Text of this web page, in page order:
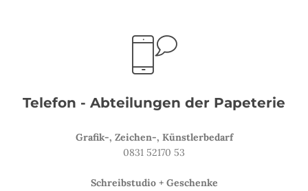
Telefon - Abteilungen der Papeterie
Grafik-, Zeichen-, Künstlerbedarf
0831 52170 53
Schreibstudio + Geschenke